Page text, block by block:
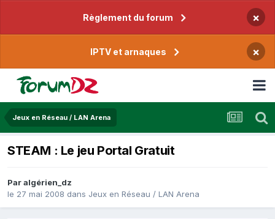
Règlement du forum ×
IPTV et arnaques ×
Jeux en Réseau / LAN Arena
STEAM : Le jeu Portal Gratuit
Paralgérien_dz
le 27 mai 2008 dans Jeux en Réseau / LAN Arena